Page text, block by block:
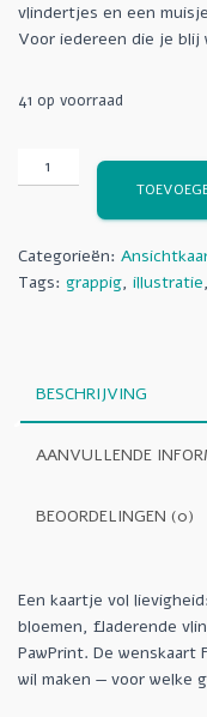
vlindertjes en een
Voor iedereen die je blij
41 op voorraad
Categorieën:
Tags: grappig, illustratie,
BESCHRIJVING
AANVULLENDE
BEOORDELINGEN (0)
Een kaartje vol
bloemen, fladerende
PawPrint. De
wil maken — voor welke